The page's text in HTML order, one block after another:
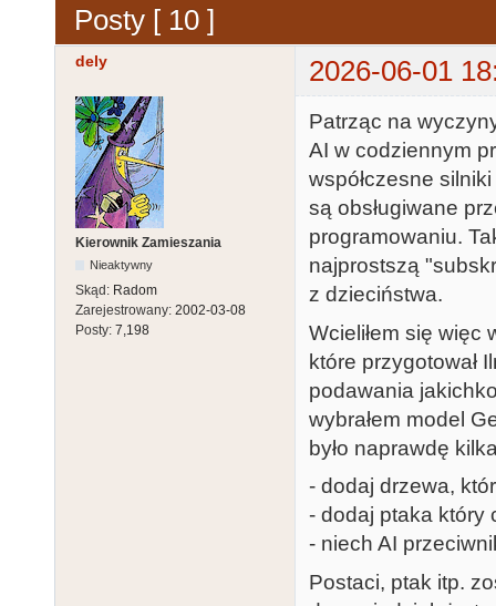
Posty [ 10 ]
dely 2026-06-01
Kierownik Zamieszania
Nieaktywny
Skąd: Radom
Zarejestrowany: 2002-03-08
Posty: 7,198
Patrząc na
AI w codziennym
współczesne
są obsługiwane
programowaniu.
najprostszą
z dzieciństwa.
Wcieliłem się więc
które przygotował
podawania
wybrałem model
było naprawdę
- dodaj drzewa,
- dodaj ptaka który
- niech AI
Postaci, ptak itp.